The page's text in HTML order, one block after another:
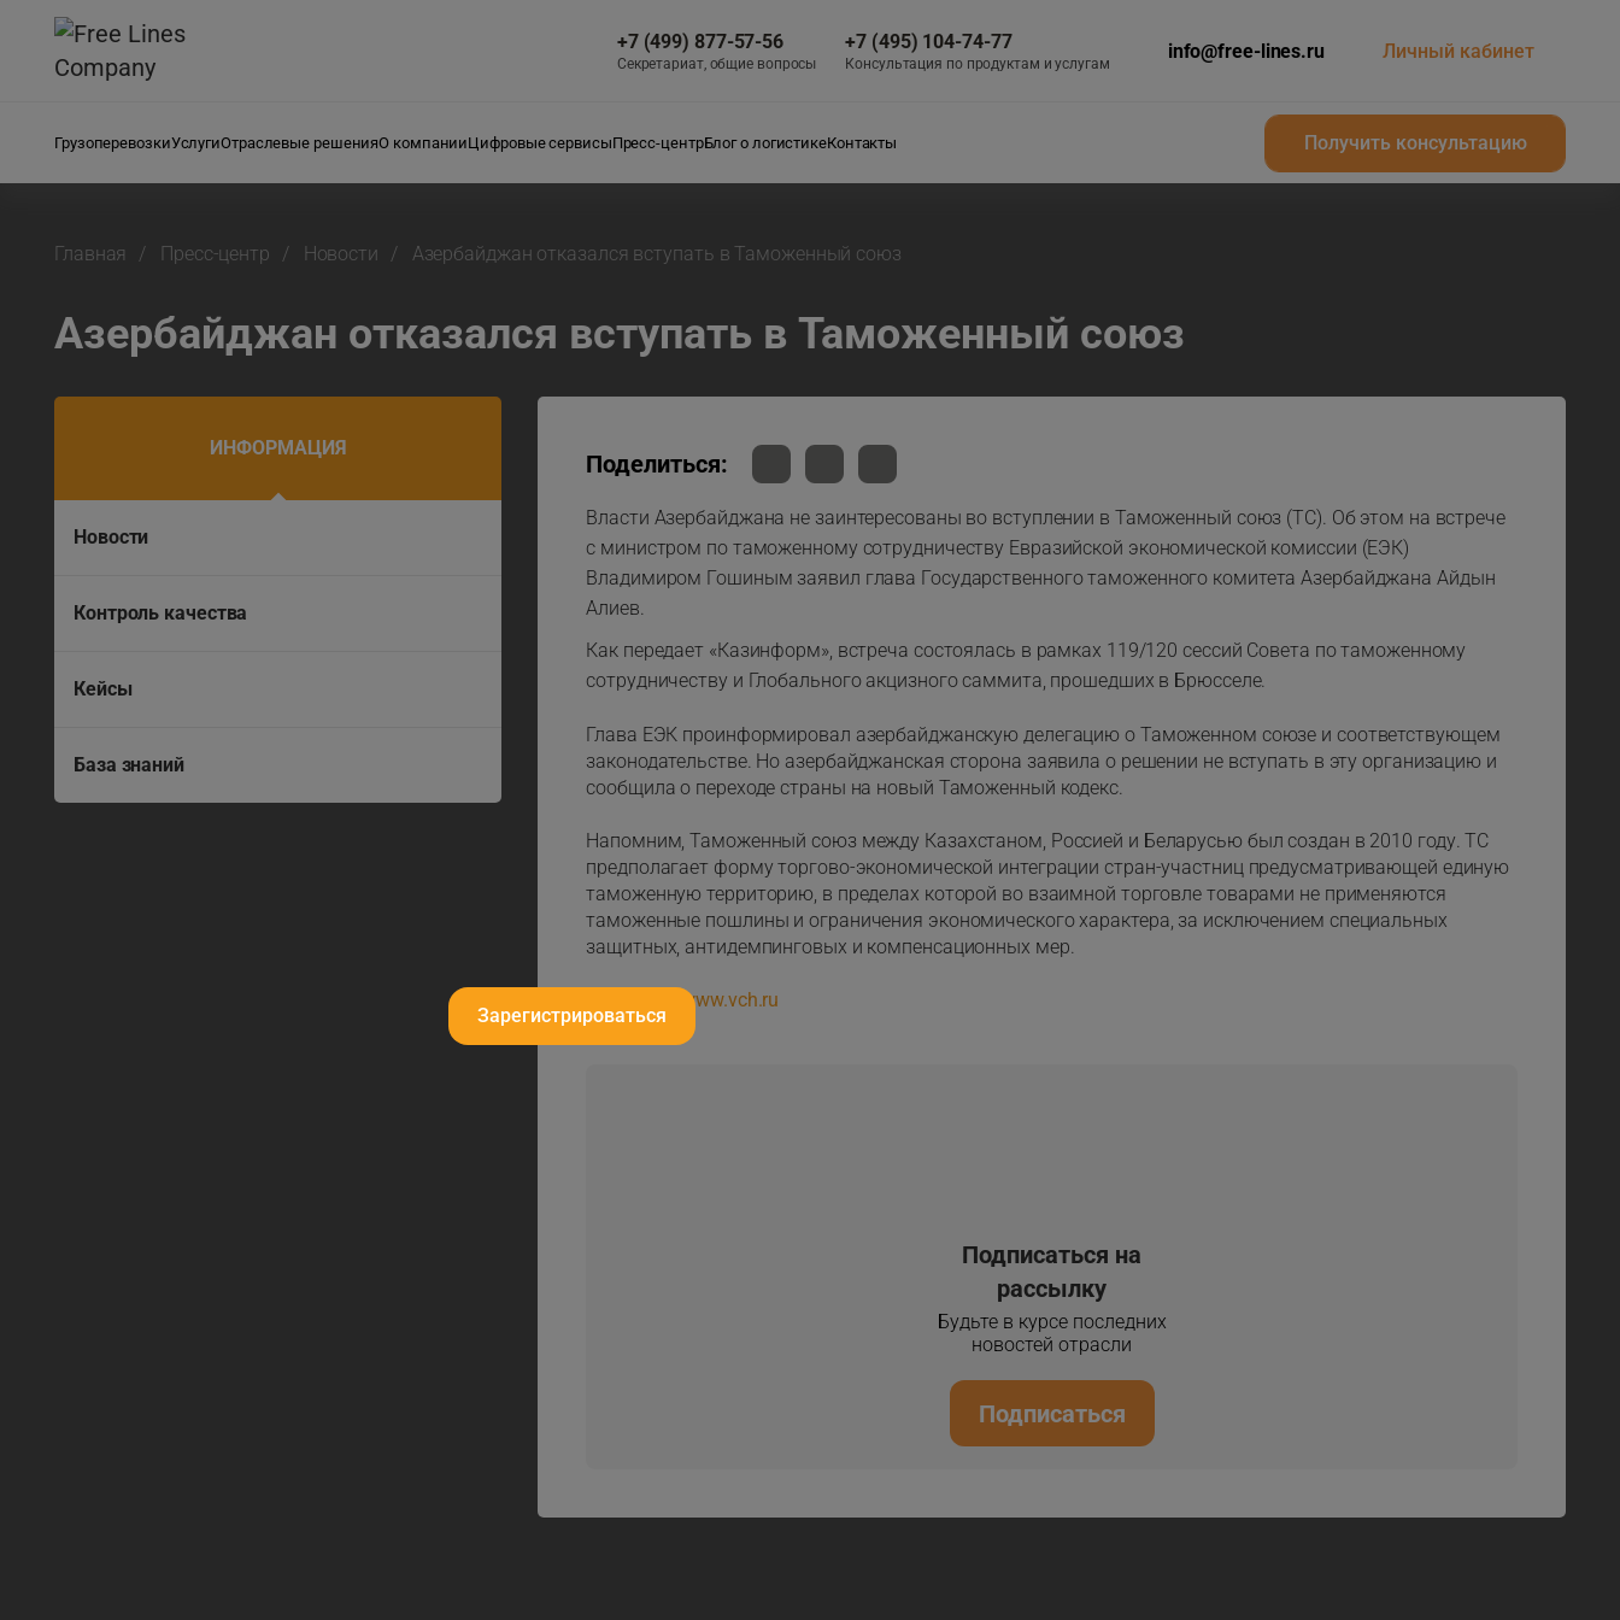
+7 (499) 877-57-56
Секретариат, общие вопросы
+7 (495) 104-74-77
Консультация по продуктам и услугам
info@free-lines.ru Личный кабинет
ГрузоперевозкиУслугиОтраслевые решенияО компанииЦифровые сервисыПресс-центрБлог о логистикеКонтакты Получить консультацию
Получить консультацию
Главная Пресс-центр Новости Азербайджан отказался вступать в Таможенный союз
Азербайджан отказался вступать в Таможенный союз
ИНФОРМАЦИЯ
Новости
Контроль качества
Кейсы
База знаний
Поделиться:
Власти Азербайджана не заинтересованы во вступлении в Таможенный союз (ТС). Об этом на встрече
с министром по таможенному сотрудничеству Евразийской экономической комиссии (ЕЭК)
Владимиром Гошиным заявил глава Государственного таможенного комитета Азербайджана Айдын
Алиев.
Как передает «Казинформ», встреча состоялась в рамках 119/120 сессий Совета по таможенному
сотрудничеству и Глобального акцизного саммита, прошедших в Брюсселе.
Глава ЕЭК проинформировал азербайджанскую делегацию о Таможенном союзе и соответствующем
законодательстве. Но азербайджанская сторона заявила о решении не вступать в эту организацию и
сообщила о переходе страны на новый Таможенный кодекс.
Напомним, Таможенный союз между Казахстаном, Россией и Беларусью был создан в 2010 году. ТС
предполагает форму торгово-экономической интеграции стран-участниц предусматривающей единую
таможенную территорию, в пределах которой во взаимной торговле товарами не применяются
таможенные пошлины и ограничения экономического характера, за исключением специальных
защитных, антидемпинговых и компенсационных мер.
www.vch.ru
Подписаться на
рассылку
Будьте в курсе последних
новостей отрасли
Подписаться
Зарегистрироваться